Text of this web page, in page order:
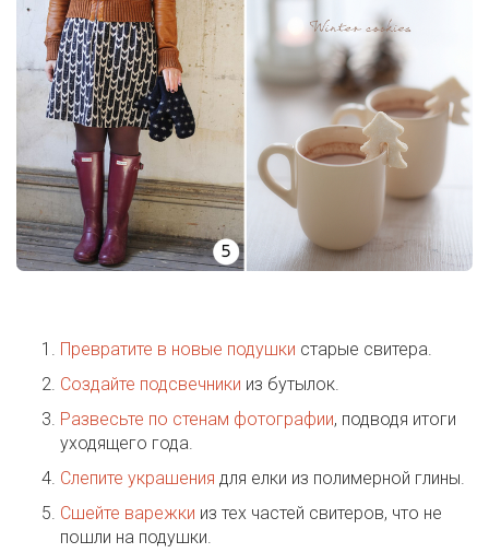
Превратите в новые подушки старые свитера.
Создайте подсвечники из бутылок.
Развесьте по стенам фотографии, подводя итоги
уходящего года.
Слепите украшения для елки из полимерной глины.
Сшейте варежки из тех частей свитеров, что не
пошли на подушки.